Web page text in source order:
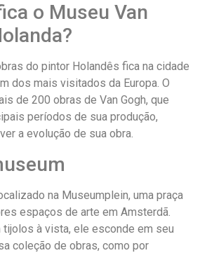
o Museu Van
do pintor Holandês fica na cidade
dos mais visitados da Europa. O
de 200 obras de Van Gogh, que
períodos de sua produção,
a evolução de sua obra.
na Museumplein, uma praça
espaços de arte em Amsterdã.
tijolos à vista, ele esconde em seu
coleção de obras, como por